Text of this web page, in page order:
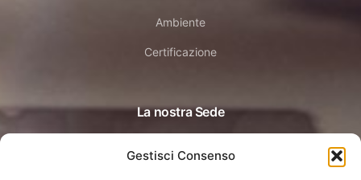
Gestisci Consenso
Ambiente
Certificazione
La nostra Sede
Dossobuono (Verona)